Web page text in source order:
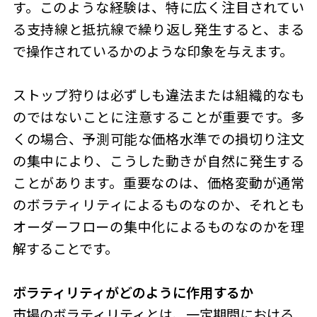
す。このような経験は、特に広く注目されてい
る支持線と抵抗線で繰り返し発生すると、まる
で操作されているかのような印象を与えます。
ストップ狩り は必ずしも違法または組織的なも
のではないことに注意することが重要です。多
くの場合、予測可能な価格水準での損切り注文
の集中により、こうした動きが自然に発生する
ことがあります。重要なのは、価格変動が通常
のボラティリティによるものなのか、それとも
オーダーフローの集中化によるものなのかを理
解することです。
ボラティリティがどのように作用するか